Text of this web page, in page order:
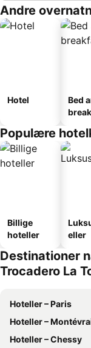
Andre
Hotel
Bed
Populære
Billige
hoteller
eller
Destinationer
Trocadero La
Hoteller – Paris
Hoteller –
Hoteller – Chessy